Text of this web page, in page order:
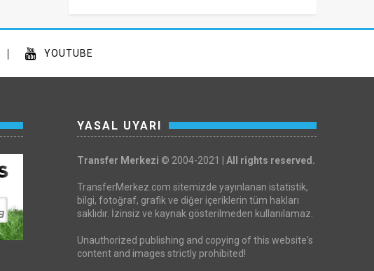
YOUTUBE
YASAL UYARI
Transfer Merkezi © 2004-2021 | All rights reserved.
TransferMerkez.com sitemizde yayınlanan istatistik,
bilgi, fotoğraf, grafik ve diğer içeriklerin tüm hakları
saklıdır. İzinsiz ve kaynak gösterilmeden kullanılamaz.
Unauthorized publishing and copying of this website's
content and images strictly prohibited!